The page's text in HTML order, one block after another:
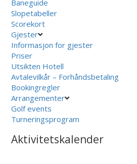
Baneguide
Slopetabeller
Scorekort
Gjester
Informasjon for gjester
Priser
Utsikten Hotell
Avtalevilkår – Forhåndsbetaling
Bookingregler
Arrangementer
Golf events
Turneringsprogram
Aktivitetskalender